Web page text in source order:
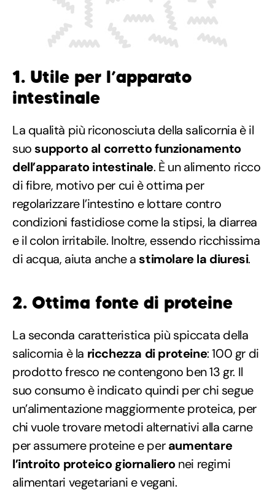
1. Utile per l’apparato
intestinale
La qualità più riconosciuta della salicornia è il
suo supporto al corretto funzionamento
dell’apparato intestinale. È un alimento ricco
di fibre, motivo per cui è ottima per
regolarizzare l’intestino e lottare contro
condizioni fastidiose come la stipsi, la diarrea
e il colon irritabile. Inoltre, essendo ricchissima
di acqua, aiuta anche a stimolare la diuresi.
2. Ottima fonte di proteine
La seconda caratteristica più spiccata della
salicornia è la ricchezza di proteine: 100 gr di
prodotto fresco ne contengono ben 13 gr. Il
suo consumo è indicato quindi per chi segue
un’alimentazione maggiormente proteica, per
chi vuole trovare metodi alternativi alla carne
per assumere proteine e peraumentare
l’introito proteico giornalieronei regimi
alimentari vegetariani e vegani.